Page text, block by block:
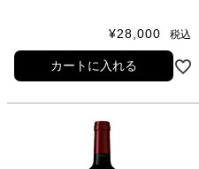
¥28,000 税込
カートに入れる